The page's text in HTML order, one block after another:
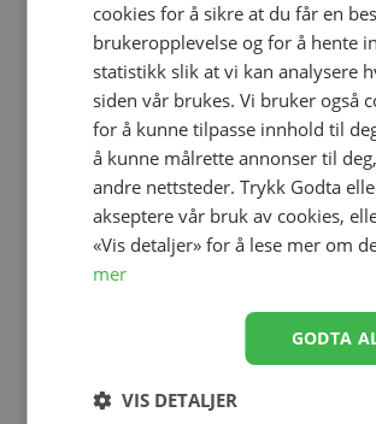
Relaterte
Legg til
cookies for å sikre at du får en
brukeropplevelse og for å hente
statistikk slik at vi kan analysere
siden vår brukes. Vi bruker også
for å kunne tilpasse innhold til
å kunne målrette annonser til
andre nettsteder. Trykk Godta
akseptere vår bruk av cookies,
«Vis detaljer» for å lese mer om
mer
GODTA
VIS DETALJER